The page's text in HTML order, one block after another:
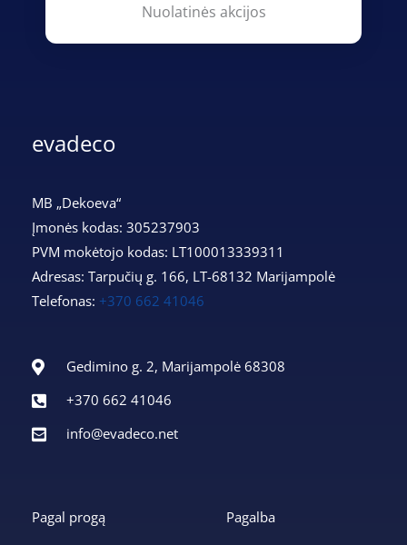
Nuolatinės akcijos
evadeco
MB „Dekoeva“
Įmonės kodas: 305237903
PVM mokėtojo kodas: LT100013339311
Adresas: Tarpučių g. 166, LT-68132 Marijampolė
Telefonas: +370 662 41046
Gedimino g. 2, Marijampolė 68308
+370 662 41046
info@evadeco.net
Pagal progą Pagalba